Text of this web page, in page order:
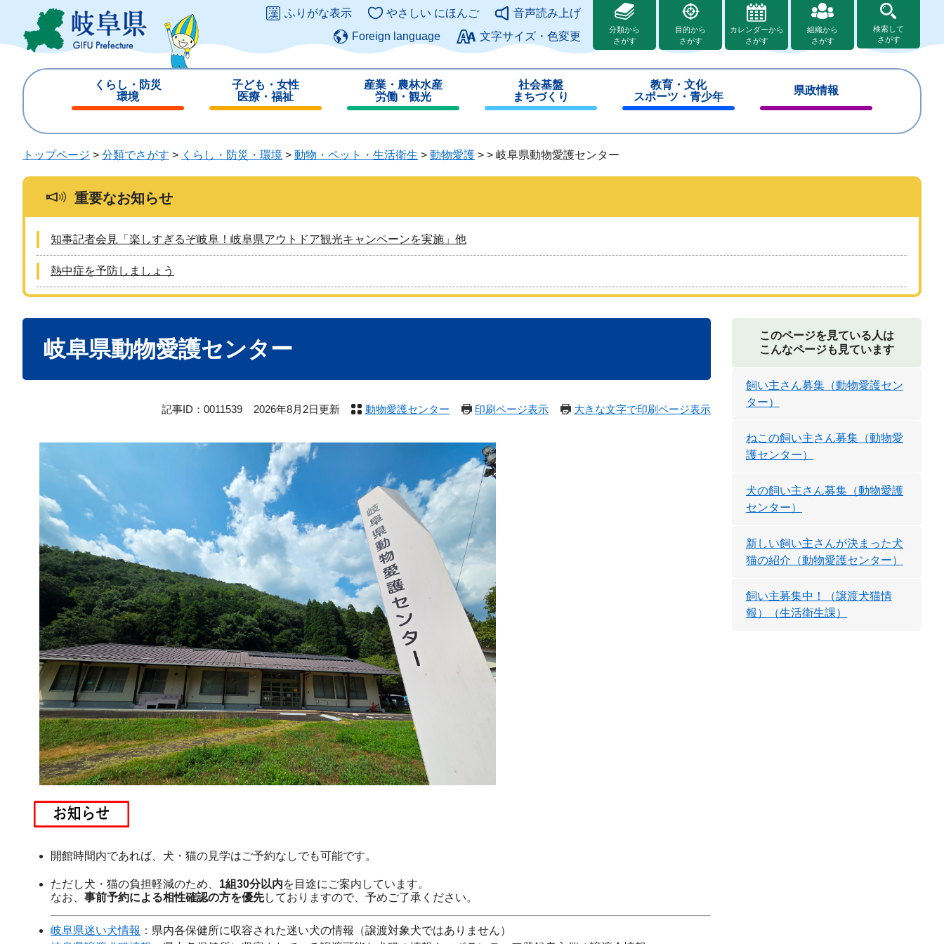
ジ
ュ
このページの本文へ
ふりがな表示 やさしい にほんご
音声読み上げ
Foreign language
文字サイズ・色変更
分類から
さがす
目的から
さがす
カレンダーから
さがす
組織から
さがす
検索して
さがす
くらし・防災
環境
じ
子ども・女性
医療・福祉
じ
産業・農林水産
労働・観光
じ
る
社会基盤
まちづくり
じ
教育・文化
スポーツ・青少年
じ
県政情報
じ
トップページ > 分類でさがす > くらし・防災・環境 > 動物・ペット・生活衛生 > 動物愛護 > > 岐阜県動物愛護センター
重要なお知らせ
知事記者会見「楽しすぎるぞ岐阜！岐阜県アウトドア観光キャンペーンを実施」他
熱中症を予防しましょう
岐阜県動物愛護センター
記事ID：0011539 2026年8月2日更新 動物愛護センター 印刷ページ表示 大きな文字で印刷ページ表示
開館時間内であれば、犬・猫の見学はご予約なしでも可能です。
ただし犬・猫の負担軽減のため、 1組30分以内を目途にご案内しています。
なお、 事前予約による相性確認の方を優先しておりますので、予めご了承ください。
岐阜県迷い犬情報 ：県内各保健所に収容された迷い犬の情報（譲渡対象犬ではありません）
このページを見ている人は
こんなページも見ています
飼い主さん募集（動物愛護セン
ター）
ねこの飼い主さん募集（動物愛
護センター）
犬の飼い主さん募集（動物愛護
センター）
新しい飼い主さんが決まった犬
猫の紹介（動物愛護センター）
飼い主募集中！（譲渡犬猫情
報）（生活衛生課）